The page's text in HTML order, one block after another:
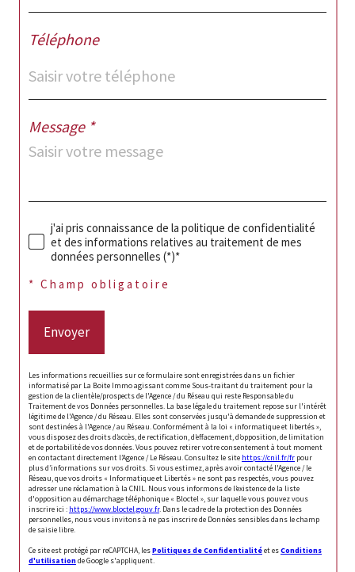
Téléphone
Message *
j'ai pris connaissance de la politique de confidentialité
et des informations relatives au traitement de mes
données personnelles (*)*
* Champ obligatoire
Envoyer
Les informations recueillies sur ce formulaire sont enregistrées dans un fichier
informatisé par La Boite Immo agissant comme Sous-traitant du traitement pour la
gestion de la clientèle/prospects de l'Agence / du Réseau qui reste Responsable du
Traitement de vos Données personnelles. La base légale du traitement repose sur l'intérêt
légitime de l'Agence / du Réseau. Elles sont conservées jusqu'à demande de suppression et
sont destinées à l'Agence / au Réseau. Conformément à la loi « informatique et libertés »,
vous disposez des droits d’accès, de rectification, d’effacement, d’opposition, de limitation
et de portabilité de vos données. Vous pouvez retirer votre consentement à tout moment
en contactant directement l’Agence / Le Réseau. Consultez le site https://cnil.fr/fr pour
plus d’informations sur vos droits. Si vous estimez, après avoir contacté l'Agence / le
Réseau, que vos droits « Informatique et Libertés » ne sont pas respectés, vous pouvez
adresser une réclamation à la CNIL. Nous vous informons de l’existence de la liste
d'opposition au démarchage téléphonique « Bloctel », sur laquelle vous pouvez vous
inscrire ici : https://www.bloctel.gouv.fr. Dans le cadre de la protection des Données
personnelles, nous vous invitons à ne pas inscrire de Données sensibles dans le champ
de saisie libre.
Ce site est protégé par reCAPTCHA, lesPolitiques de Confidentialitéet esConditions
d'utilisationde Google s'appliquent.